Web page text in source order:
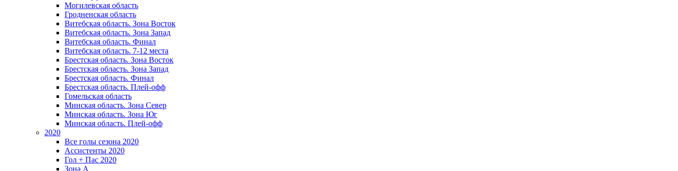
Могилевская область
Гродненская область
Витебская область. Зона Восток
Витебская область. Зона Запад
Витебская область. Финал
Витебская область. 7-12 места
Брестская область. Зона Восток
Брестская область. Зона Запад
Брестская область. Финал
Брестская область. Плей-офф
Гомельская область
Минская область. Зона Север
Минская область. Зона Юг
Минская область. Плей-офф
2020
Все голы сезона 2020
Ассистенты 2020
Гол + Пас 2020
Зона А